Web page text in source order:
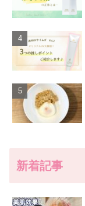
新着記事